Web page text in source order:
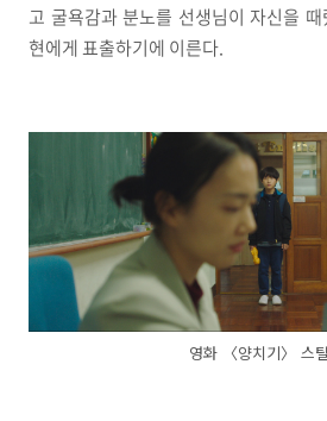
고 굴욕감과 분노를 선생님이 자신을
현에게 표출하기에 이른다.
영화 〈양치기〉 스